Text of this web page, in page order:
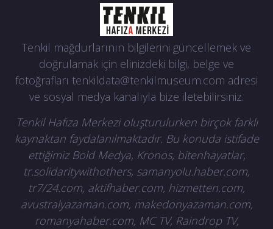
Tenkil mağdurlarının bilgilerini güncellemek ve
doğrulamak için elinizdeki bilgi, belge ve
fotoğrafları tenkildata@tenkilmuseum.com adresi
ve sosyal medya kanalıyla bize iletebilirsiniz.
Tenkil Hafıza Merkezi oluşturulurken birçok farklı
kaynaktan faydalanılmaktadır. Bu konuda istifade
ettiğimiz Bold Medya, Kronos, bitenhayatlar,
tr.solidaritywithothers, samanyolu.haber.com,
tr7/24.com, aktifhaber.com, hizmetten.com,
avustralyazaman.com, makedonyazaman.com,
romanyahaber.com, MC TV, Raindrop TV,